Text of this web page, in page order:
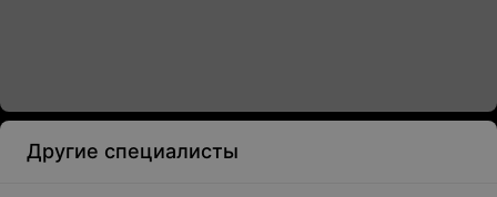
Другие специалисты